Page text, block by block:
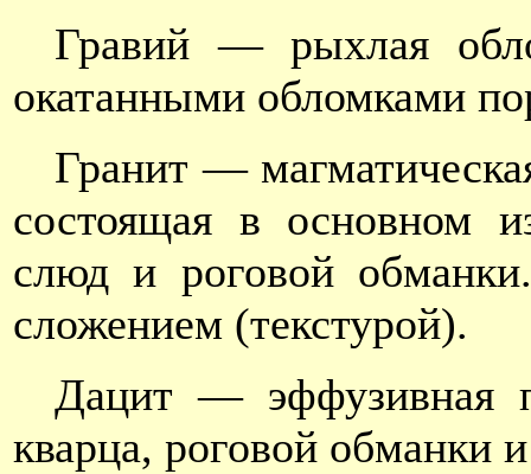
Гравий — рыхлая
окатанными обломками
Гранит —
состоящая в основном
слюд и роговой
сложением (текстурой).
Дацит — эффузивная
кварца, роговой обманки